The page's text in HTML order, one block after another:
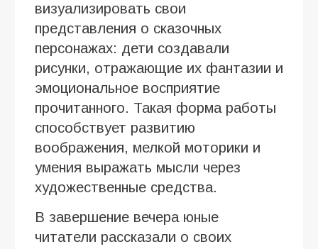
визуализировать свои
представления о сказочных
персонажах: дети создавали
рисунки, отражающие их фантазии и
эмоциональное восприятие
прочитанного. Такая форма работы
способствует развитию
воображения, мелкой моторики и
умения выражать мысли через
художественные средства.
В завершение вечера юные
читатели рассказали о своих